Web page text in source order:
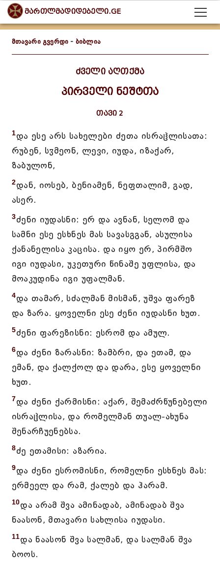
მართლმადიდებელი.GE
მთავარი გვერდი - ბიბლია
ძველი აღთქმა
პირველი ნეშტთა
თავი 2
1და ესე არს სახელები ძეთა ისრაჱლისათა:
რუბენ, სჳმეონ, ლევი, იუდა, იზაქარ,
ზაბულონ,
2დან, იოსებ, ბენიამენ, ნეფთალიმ, გად,
ასერ.
3ძენი იუდასნი: ერ და ავნან, სელომ და
სამნი ესე ესხნეს მას სავასგგან, ასულისა
ქანანელისა კაცისა. და იყო ერ, პირმშო
იგი იუდასი, უკეთური წინაშე უფლისა, და
მოაკუდინა იგი უფალმან.
4და თამარ, სძალმან მისმან, უშვა ფარეზ
და ზარა. ყოველნი ესე ძენი იუდასნი ხუთ.
5ძენი ფარეზისნი: ესრომ და ამულ.
6და ძენი ზარასნი: ზამბრი, და ეთამ, და
ემან, და ქალქოლ და დარა, ესე ყოველნი
ხუთ.
7და ძენი ქარმისნი: აქარ, შემაძრწუნებელი
ისრაჱლისა, და რომელმან თუალ-ახუნა
შენარჩუენებსა.
8ძე ეთამისი: აზარია.
9და ძენი ესრომისნი, რომელნი ესხნეს მას:
ერმეელ და რამ, ქალებ და ჰარამ.
10და არამ შვა ამინადაბ, ამინადაბ შვა
ნაასონ, მთავარი სახლისა იუდასი.
11და ნაასონ შვა სალმან, და სალმან შვა
ბოოს.